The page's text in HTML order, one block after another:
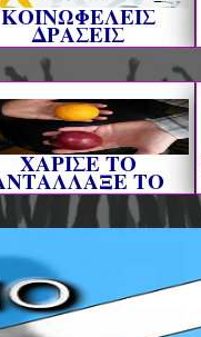
ΚΟΙΝΩΦΕΛΕΙΣ
ΔΡΑΣΕΙΣ
ΧΑΡΙΣΕ ΤΟ
ΤΟ